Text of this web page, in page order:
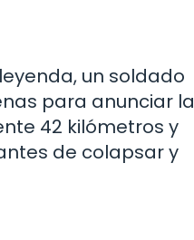
un soldado
para anunciar la
42 kilómetros y
de colapsar y